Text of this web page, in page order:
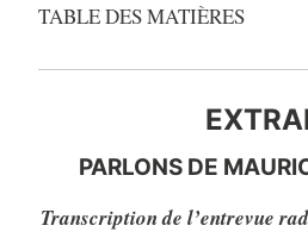
TABLE DES MATIÈRES
PARLONS DE
Transcription de l’entrevue